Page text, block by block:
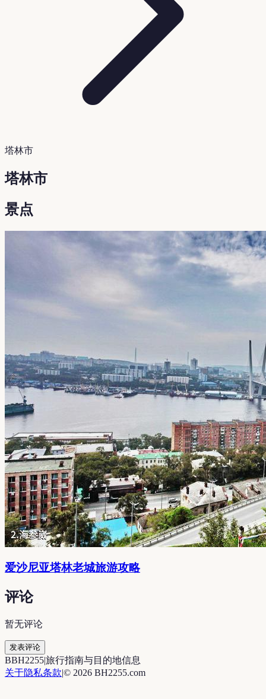
塔林市
塔林市
景点
爱沙尼亚塔林老城旅游攻略
评论
暂无评论
发表评论
BBH2255|旅行指南与目的地信息
关于隐私条款|© 2026 BH2255.com